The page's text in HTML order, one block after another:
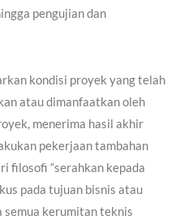
pengujian dan
kondisi proyek yang telah
atau dimanfaatkan oleh
menerima hasil akhir
pekerjaan tambahan
filosofi “serahkan kepada
pada tujuan bisnis atau
semua kerumitan teknis